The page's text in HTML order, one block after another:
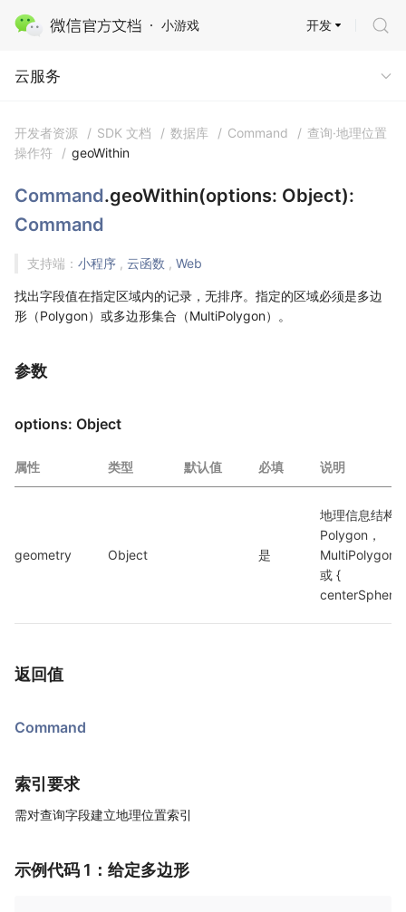
小游戏
云服务 · 云开发
开发
云服务
开发者资源 / SDK 文档 / 数据库 / Command / 查询·地理位置
操作符
/ geoWithin
Command.geoWithin(options: Object):
Command
支持端： 小程序 , 云函数 , Web
找出字段值在指定区域内的记录，无排序。指定的区域必须是多边
形（Polygon）或多边形集合（MultiPolygon）。
参数
options: Object
属性 类型 默认值 必填 说明
geometry Object 是
地理信息结构
Polygon，
MultiPolygon
或 {
centerSphere
返回值
Command
索引要求
需对查询字段建立地理位置索引
示例代码 1：给定多边形